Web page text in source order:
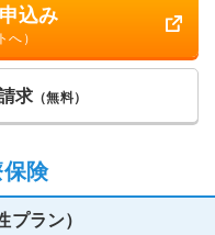
求 （無料）
込み
へ）
険
ラン）